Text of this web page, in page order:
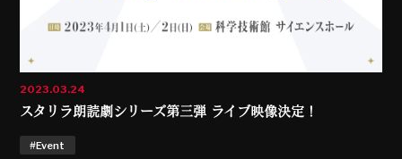
2023.03.24
スタリラ朗読劇シリーズ第三弾 ライブ映像決定！
#Event